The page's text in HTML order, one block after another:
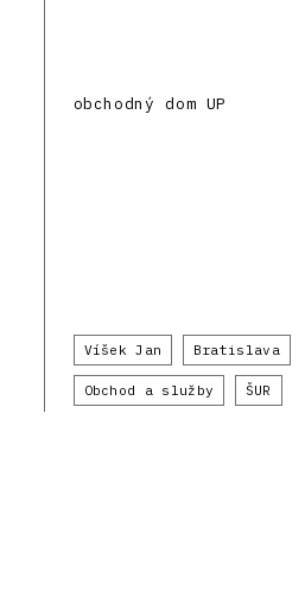
obchodný dom UP
Víšek Jan Bratislava
Obchod a služby ŠUR